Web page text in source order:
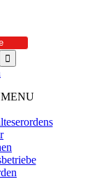
MENU